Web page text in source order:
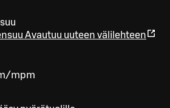
Avautuu uuteen välilehteen
mpm